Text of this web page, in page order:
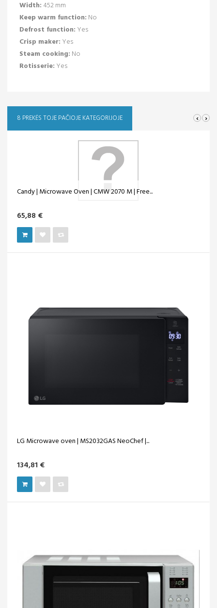
Width: 452 mm
Keep warm function: No
Defrost function: Yes
Crisp maker: Yes
Steam cooking: No
Rotisserie: Yes
8 PREKĖS TOJE PAČIOJE KATEGORIJOJE ‹ ›
Candy | Microwave Oven | CMW 2070 M | Free...
65,88 €
LG Microwave oven | MS2032GAS NeoChef |...
134,81 €